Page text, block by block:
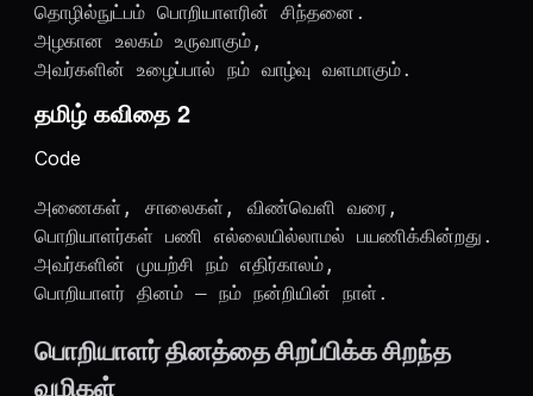
தொழில்நுட்பம் பொறியாளரின் சிந்தனை.
அழகான உலகம் உருவாகும்,
தமிழ் கவிதை 2
Code
அணைகள், சாலைகள், விண்வெளி வரை,
பொறியாளர்கள் பணி எல்லையில்லாமல் பயணிக்கின்றது.
அவர்களின் முயற்சி நம் எதிர்காலம்,
பொறியாளர் தினத்தை சிறப்பிக்க சிறந்த
வழிகள்